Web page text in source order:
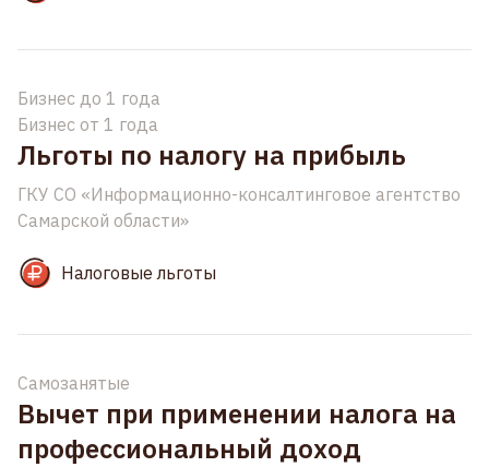
Бизнес до 1 года
Бизнес от 1 года
Льготы по налогу на прибыль
ГКУ СО «Информационно-консалтинговое агентство
Самарской области»
Налоговые льготы
Самозанятые
Вычет при применении налога на
профессиональный доход